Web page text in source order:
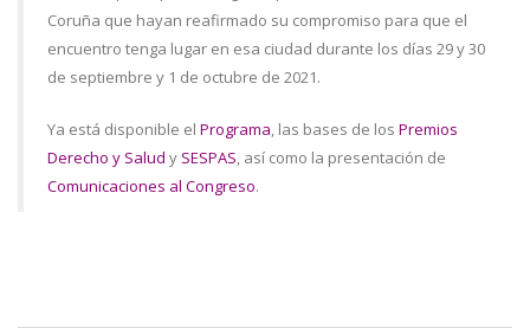
Coruña que hayan reafirmado su compromiso para que el
encuentro tenga lugar en esa ciudad durante los días 29 y 30
de septiembre y 1 de octubre de 2021.
Ya está disponible el Programa, las bases de los Premios
Derecho y Salud y SESPAS, así como la presentación de
Comunicaciones al Congreso.